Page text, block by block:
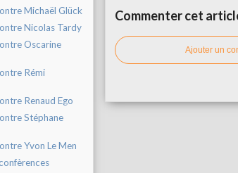
Michaël Glück
Nicolas Tardy
Oscarine
Rémi
Renaud Ego
Stéphane
Yvon Le Men
Commenter cet
Ajouter un